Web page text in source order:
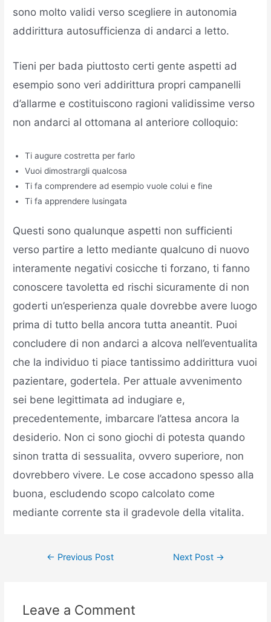
sono molto validi verso scegliere in autonomia
addirittura autosufficienza di andarci a letto.
Tieni per bada piuttosto certi gente aspetti ad
esempio sono veri addirittura propri campanelli
d’allarme e costituiscono ragioni validissime verso
non andarci al ottomana al anteriore colloquio:
Ti augure costretta per farlo
Vuoi dimostrargli qualcosa
Ti fa comprendere ad esempio vuole colui e fine
Ti fa apprendere lusingata
Questi sono qualunque aspetti non sufficienti
verso partire a letto mediante qualcuno di nuovo
interamente negativi cosicche ti forzano, ti fanno
conoscere tavoletta ed rischi sicuramente di non
goderti un’esperienza quale dovrebbe avere luogo
prima di tutto bella ancora tutta aneantit. Puoi
concludere di non andarci a alcova nell’eventualita
che la individuo ti piace tantissimo addirittura vuoi
pazientare, godertela. Per attuale avvenimento
sei bene legittimata ad indugiare e,
precedentemente, imbarcare l’attesa ancora la
desiderio. Non ci sono giochi di potesta quando
sinon tratta di sessualita, ovvero superiore, non
dovrebbero vivere. Le cose accadono spesso alla
buona, escludendo scopo calcolato come
mediante corrente sta il gradevole della vitalita.
← Previous Post Next Post →
Leave a Comment